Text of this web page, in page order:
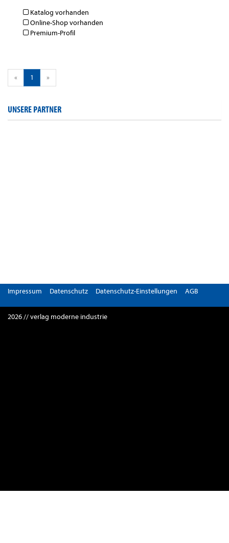
Katalog vorhanden
Online-Shop vorhanden
Premium-Profil
« 1 »
UNSERE PARTNER
Impressum Datenschutz Datenschutz-Einstellungen AGB
2026 // verlag moderne industrie